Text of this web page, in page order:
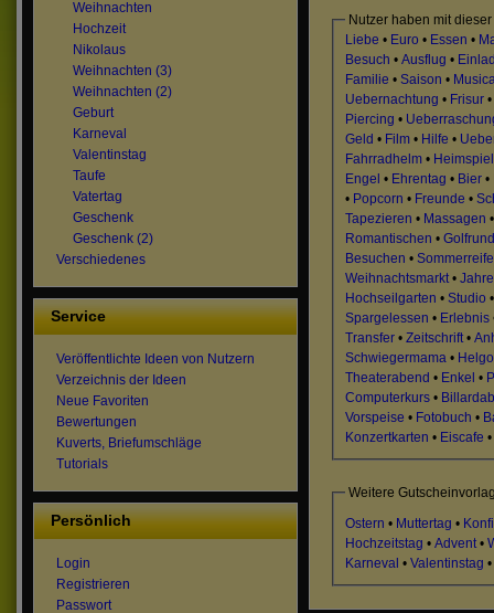
Nutzer haben mit
Liebe • Euro • Essen •
Besuch • Ausflug •
Familie • Saison •
Uebernachtung • Frisur •
Piercing •
Geld • Film • Hilfe •
Fahrradhelm • Heimspiel
Engel • Ehrentag • Bier •
• Popcorn • Freunde •
Tapezieren • Massagen
Romantischen •
Besuchen •
Weihnachtsmarkt•
Hochseilgarten • Studio
Spargelessen • Erlebnis
Transfer • Zeitschrift•
Schwiegermama •
Theaterabend • Enkel •
Computerkurs •
Vorspeise • Fotobuch •
Konzertkarten • Eiscafe •
Weitere
Ostern • Muttertag •
Hochzeitstag • Advent•
Karneval • Valentinstag •
Weihnachten
Hochzeit
Nikolaus
Weihnachten (3)
Weihnachten (2)
Geburt
Karneval
Valentinstag
Taufe
Vatertag
Geschenk
Geschenk (2)
Verschiedenes
Service
Veröffentlichte Ideen von Nutzern
Verzeichnis der Ideen
Neue Favoriten
Bewertungen
Kuverts, Briefumschläge
Tutorials
Persönlich
Login
Registrieren
Passwort